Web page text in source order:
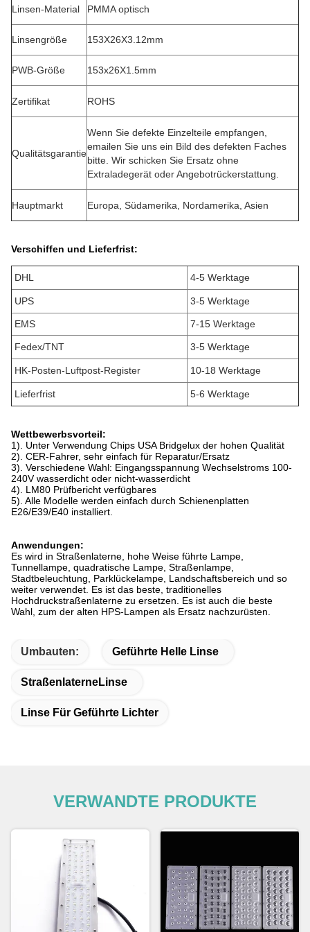
Linsen-Material PMMA optisch
Linsengröße 153X26X3.12mm
PWB-Größe 153x26X1.5mm
Zertifikat ROHS
Qualitätsgarantie
Wenn Sie defekte Einzelteile empfangen,
emailen Sie uns ein Bild des defekten Faches
bitte. Wir schicken Sie Ersatz ohne
Extraladegerät oder Angebotrückerstattung.
Hauptmarkt Europa, Südamerika, Nordamerika, Asien
Verschiffen und Lieferfrist:
DHL 4-5 Werktage
UPS 3-5 Werktage
EMS 7-15 Werktage
Fedex/TNT 3-5 Werktage
HK-Posten-Luftpost-Register 10-18 Werktage
Lieferfrist 5-6 Werktage
Wettbewerbsvorteil:
1). Unter Verwendung Chips USA Bridgelux der hohen Qualität
2). CER-Fahrer, sehr einfach für Reparatur/Ersatz
3). Verschiedene Wahl: Eingangsspannung Wechselstroms 100-
240V wasserdicht oder nicht-wasserdicht
4). LM80 Prüfbericht verfügbares
5). Alle Modelle werden einfach durch Schienenplatten
E26/E39/E40 installiert.
Anwendungen:
Es wird in Straßenlaterne, hohe Weise führte Lampe,
Tunnellampe, quadratische Lampe, Straßenlampe,
Stadtbeleuchtung, Parklückelampe, Landschaftsbereich und so
weiter verwendet. Es ist das beste, traditionelles
Hochdruckstraßenlaterne zu ersetzen. Es ist auch die beste
Wahl, zum der alten HPS-Lampen als Ersatz nachzurüsten.
Umbauten: Geführte Helle Linse
StraßenlaterneLinse
Linse Für Geführte Lichter
VERWANDTE PRODUKTE